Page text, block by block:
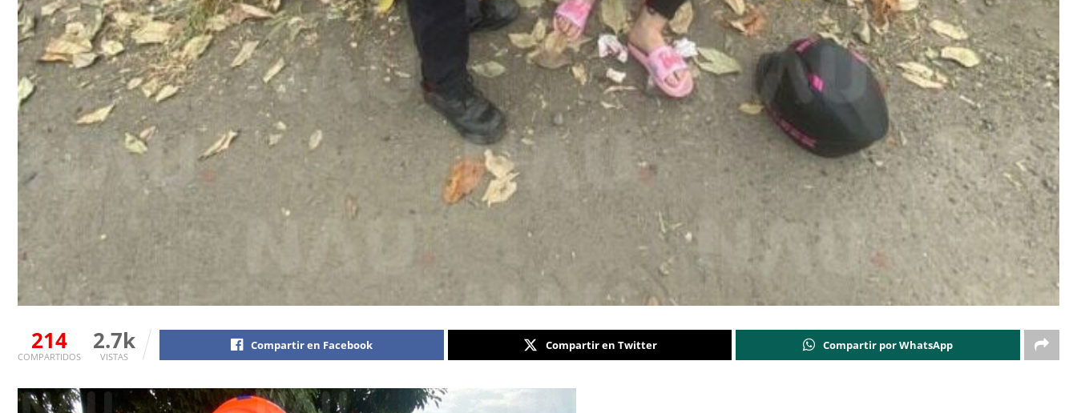
214
COMPARTIDOS
2.7k
VISTAS
Compartir en Facebook Compartir en Twitter Compartir por WhatsApp